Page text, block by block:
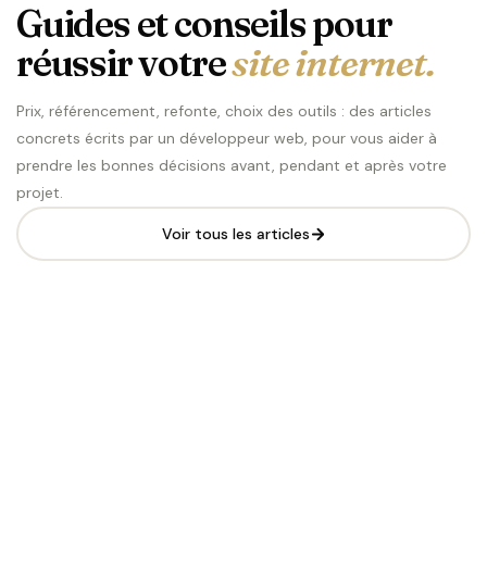
Guides et conseils pour
réussir votresite internet.
Prix, référencement, refonte, choix des outils : des articles
concrets écrits par un développeur web, pour vous aider à
prendre les bonnes décisions avant, pendant et après votre
projet.
Voir tous les articles